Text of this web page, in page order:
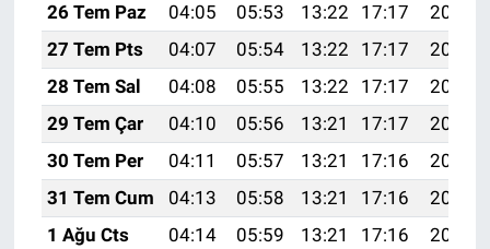
26 Tem Paz
04:05 05:53 13:22 17:17
20:40
27 Tem Pts
04:07 05:54 13:22 17:17
20:39
28 Tem Sal
04:08 05:55 13:22 17:17
20:38
29 Tem Çar
04:10 05:56 13:21 17:17
20:37
30 Tem Per
04:11 05:57 13:21 17:16
20:36
31 Tem Cum
04:13 05:58 13:21 17:16
20:35
1 Ağu Cts
04:14 05:59 13:21 17:16
20:34